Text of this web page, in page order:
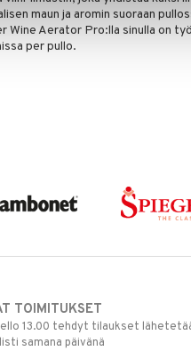
maun ja aromin suoraan
Wine Aerator Pro:lla sinulla on
per pullo.
TOIMITUKSET
13.00 tehdyt tilaukset
samana päivänä